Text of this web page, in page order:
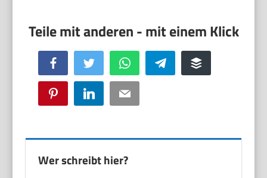
Facebook Twitter WhatsApp Telegram Buffer
Pinterest LinkedIn Email
Wer schreibt hier?